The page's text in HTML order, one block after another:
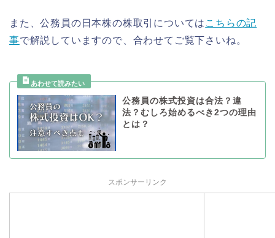
また、公務員の日本株の株取引については こちらの記
事で解説していますので、合わせてご覧下さいね。
公務員の株式投資は合法？違
法？むしろ始めるべき2つの理由
とは？
スポンサーリンク